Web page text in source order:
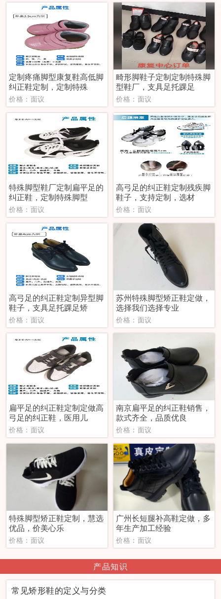
定制疼痛脚型康复鞋高低脚
纠正鞋定制，定制特殊
价格：面议
畸形脚鞋子定制定制特殊脚
型鞋厂，支具足托踝足
价格：面议
特殊脚型鞋厂定制扁平足的
纠正鞋，定制特殊脚型
价格：面议
高弓足的纠正鞋定制残疾脚
鞋子，支持定制，选材
价格：面议
高弓足的纠正鞋定制异型脚
鞋子，支具足托踝足矫
价格：面议
苏州特殊脚型矫正鞋定做，
选择我们选择专业
价格：面议
扁平足的纠正鞋定制定做高
弓足的纠正鞋，医用儿
价格：面议
南京扁平足的纠正鞋销售，
款式齐全，品质优良
价格：面议
特殊脚型矫正鞋定制，慧选
优品，价美心乐
价格：面议
广州长短腿补高鞋定做，多
年生产加工经验
价格：面议
产品知识
常见矫形鞋的定义与分类